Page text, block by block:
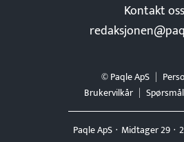
Kontakt oss
Paqle ApS Midtager 29
© Paqle ApS
Brukervilkår